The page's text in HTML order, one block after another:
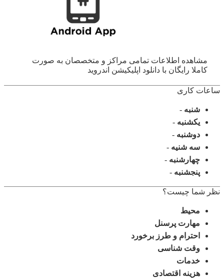
مشاهده اطلاعات تمامی مراکز و متخصصان به صورت
کاملا رایگان با دانلود اپلیکیشن اندروید
ساعات کاری
شنبه -
یکشنبه -
دوشنبه -
سه شنیه -
چهارشنبه -
پنجشنبه -
نظر شما چیست؟
محیط
مهارت پرسنل
احترام و طرز برخورد
وقت شناسی
خدمات
هزینه اقتصادی